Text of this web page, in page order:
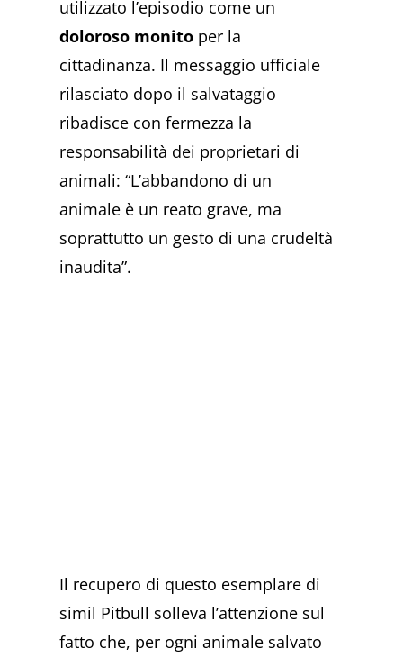
utilizzato l’episodio come un
doloroso monito per la
cittadinanza. Il messaggio ufficiale
rilasciato dopo il salvataggio
ribadisce con fermezza la
responsabilità dei proprietari di
animali: “L’abbandono di un
animale è un reato grave, ma
soprattutto un gesto di una crudeltà
inaudita”.
Il recupero di questo esemplare di
simil Pitbull solleva l’attenzione sul
fatto che, per ogni animale salvato